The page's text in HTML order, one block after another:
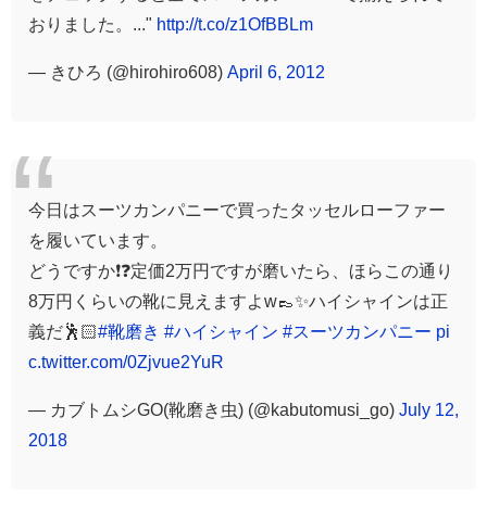
おりました。..." http://t.co/z1OfBBLm
— きひろ (@hirohiro608) April 6, 2012
今日はスーツカンパニーで買ったタッセルローファー
を履いています。
どうですか❗️❓定価2万円ですが磨いたら、ほらこの通り
8万円くらいの靴に見えますよw👞✨ハイシャインは正
義だ🕺🏻#靴磨き #ハイシャイン #スーツカンパニー pi
c.twitter.com/0Zjvue2YuR
— カブトムシGO(靴磨き虫) (@kabutomusi_go) July 12,
2018